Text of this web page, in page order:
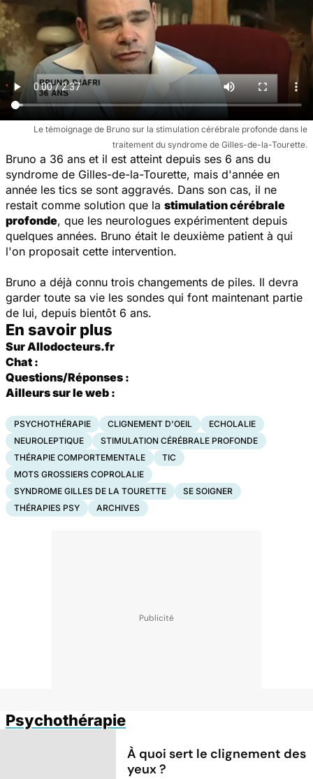
Le témoignage de Bruno sur la stimulation cérébrale profonde dans le
traitement du syndrome de Gilles-de-la-Tourette.
Bruno a 36 ans et il est atteint depuis ses 6 ans du
syndrome de Gilles-de-la-Tourette, mais d'année en
année les tics se sont aggravés. Dans son cas, il ne
restait comme solution que la stimulation cérébrale
profonde, que les neurologues expérimentent depuis
quelques années. Bruno était le deuxième patient à qui
l'on proposait cette intervention.
Bruno a déjà connu trois changements de piles. Il devra
garder toute sa vie les sondes qui font maintenant partie
de lui, depuis bientôt 6 ans.
En savoir plus
Sur Allodocteurs.fr
Chat :
Questions/Réponses :
Ailleurs sur le web :
PSYCHOTHÉRAPIE CLIGNEMENT D'OEIL
ECHOLALIE
NEUROLEPTIQUE
STIMULATION CÉRÉBRALE PROFONDE
THÉRAPIE COMPORTEMENTALE
TIC
MOTS GROSSIERS COPROLALIE
SYNDROME GILLES DE LA TOURETTE
SE SOIGNER
THÉRAPIES PSY
ARCHIVES
Psychothérapie
À quoi sert le clignement des
yeux ?